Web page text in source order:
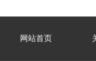
网站首页